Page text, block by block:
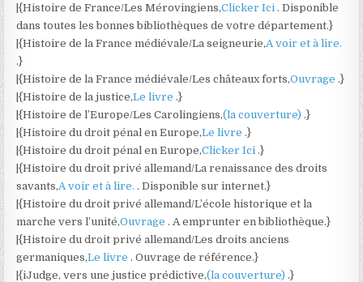
|{Histoire de France/Les Mérovingiens,Clicker Ici . Disponible
dans toutes les bonnes bibliothèques de votre département.}
|{Histoire de la France médiévale/La seigneurie,A voir et à lire.
.}
|{Histoire de la France médiévale/Les châteaux forts,Ouvrage .}
|{Histoire de la justice,Le livre .}
|{Histoire de l’Europe/Les Carolingiens,(la couverture) .}
|{Histoire du droit pénal en Europe,Le livre .}
|{Histoire du droit pénal en Europe,Clicker Ici .}
|{Histoire du droit privé allemand/La renaissance des droits
savants,A voir et à lire. . Disponible sur internet.}
|{Histoire du droit privé allemand/L’école historique et la
marche vers l’unité,Ouvrage . A emprunter en bibliothèque.}
|{Histoire du droit privé allemand/Les droits anciens
germaniques,Le livre . Ouvrage de référence.}
|{iJudge, vers une justice prédictive,(la couverture) .}